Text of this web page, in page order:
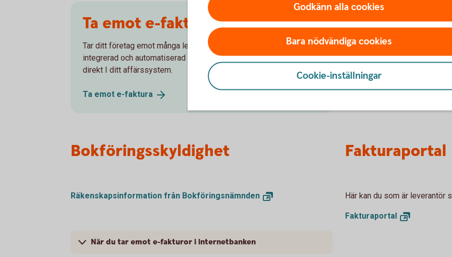
Ta emot e-faktura
Tar ditt företag emot många leverantörsfakturor? Vi erbjuder en
integrerad och automatiserad lösning för att ta emot e-fakturor
direkt I ditt affärssystem.
Ta emot e-faktura
Sköt bankärenden
ekonomi och affärer,
Internetbanken
Bokföringsskyldighet
Räkenskapsinformation från Bokföringsnämnden
När du tar emot e-fakturor i internetbanken
Fakturaportal
Här kan du som är leverantör
Fakturaportal
Godkänn alla cookies
Bara nödvändiga cookies
Cookie-inställningar